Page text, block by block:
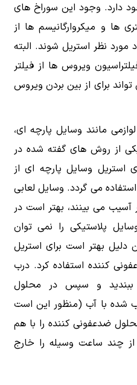
دارد. وجود این سوراخ های
ها و میکروارگانیسم ها از
مورد نظر استریل شوند. البته
ویروس ها از فیلتر
برای از بین بردن ویروس
مانند وسایل پارچه ‌ای،
از روش های گفته شده در
استریل وسایل پارچه ‌ای از
می گردد. وسایل لعابی
آسیب می بینند، بهتر است در
وسایل پلاستیکی را نمی توان
دلیل بهتر است برای استریل
کننده استفاده کرد. درب
ببندید و سپس در محلول
کننده 1 به 40 ترکیب شده با آب (منظور این است
آب و 1 پیمانه محلول ضدعفونی کننده را با هم
از چند ساعت وسیله را خارج